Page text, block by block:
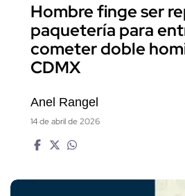
Hombre finge ser
paquetería para
cometer doble
CDMX
Anel Rangel
14 de abril de 2026